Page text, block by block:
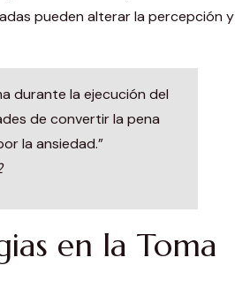
pueden alterar la percepción y
durante la ejecución del
de convertir la pena
la ansiedad.”
en la Toma